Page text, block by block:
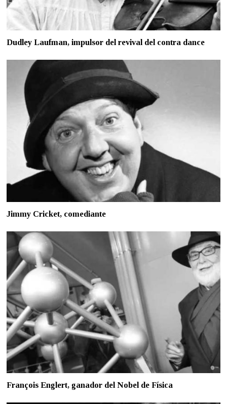
Dudley Laufman, impulsor del revival del contra dance
Jimmy Cricket, comediante
François Englert, ganador del Nobel de Física